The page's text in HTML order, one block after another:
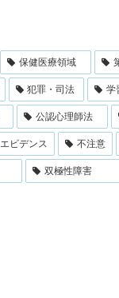
保健医療領域
犯罪・司法 学
公認心理師法
エビデンス 不注意
双極性障害